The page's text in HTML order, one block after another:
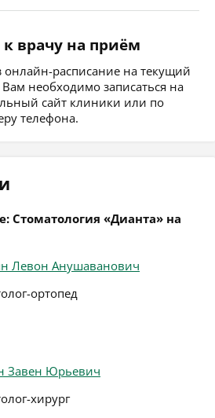
к врачу на приём
онлайн-расписание на текущий
необходимо записаться на
сайт клиники или по
телефона.
Стоматология «Дианта» на
Левон Анушаванович
ортопед
Завен Юрьевич
хирург